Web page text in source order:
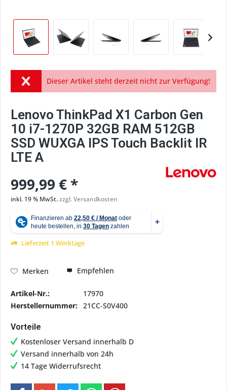
Dieser Artikel steht derzeit nicht zur Verfügung!
Lenovo ThinkPad X1 Carbon Gen
10 i7-1270P 32GB RAM 512GB
SSD WUXGA IPS Touch Backlit IR
LTE A
999,99 € *
inkl. 19 % MwSt.zzgl. Versandkosten
Lieferzeit 1 Werktage
Merken Empfehlen
Artikel-Nr.:
17970
Herstellernummer: 21CC-S0V400
Vorteile
Kostenloser Versand innerhalb D
Versand innerhalb von 24h
14 Tage Widerrufsrecht